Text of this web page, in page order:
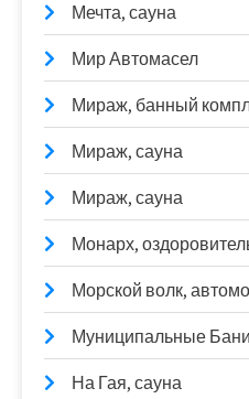
Мечта, сауна
Мир Автомасел
Мираж, банный
Мираж, сауна
Мираж, сауна
Монарх,
Морской волк,
Муниципальные Бани
На Гая, сауна